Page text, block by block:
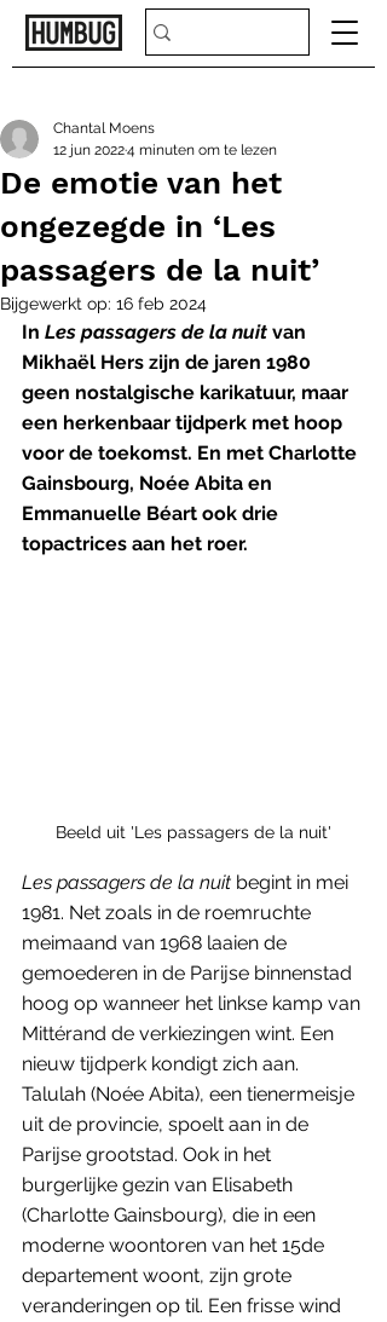
De emotie van het
ongezegde in ‘Les
passagers de la nuit’
Chantal Moens
12 jun 20224 minuten om te lezen
Bijgewerkt op: 16 feb 2024
In Les passagers de la nuit van
Mikhaël Hers zijn de jaren 1980
geen nostalgische karikatuur, maar
een herkenbaar tijdperk met hoop
voor de toekomst. En met Charlotte
Gainsbourg, Noée Abita en
Emmanuelle Béart ook drie
topactrices aan het roer.
Beeld uit 'Les passagers de la nuit'
Les passagers de la nuit begint in mei
1981. Net zoals in de roemruchte
meimaand van 1968 laaien de
gemoederen in de Parijse binnenstad
hoog op wanneer het linkse kamp van
Mittérand de verkiezingen wint. Een
nieuw tijdperk kondigt zich aan.
Talulah (Noée Abita), een tienermeisje
uit de provincie, spoelt aan in de
Parijse grootstad. Ook in het
burgerlijke gezin van Elisabeth
(Charlotte Gainsbourg), die in een
moderne woontoren van het 15de
departement woont, zijn grote
veranderingen op til. Een frisse wind